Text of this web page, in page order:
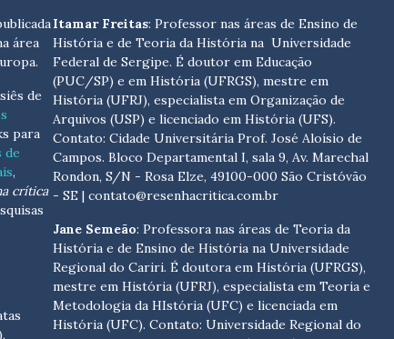
área
de
para
de
,
crítica
Itamar Freitas: Professor nas áreas de Ensino de
História e de Teoria da História na Universidade
Federal de Sergipe. É doutor em Educação
(PUC/SP) e em História (UFRGS), mestre em
História (UFRJ), especialista em Organização de
Arquivos (USP) e licenciado em História (UFS).
Contato:Cidade Universitária Prof. José Aloísio de
Campos. Bloco Departamental I, sala 9, Av. Marechal
Rondon, S/N - Rosa Elze, 49100-000 São Cristóvão
- SE| contato@resenhacritica.com.br
Jane Semeão: Professora nas áreas de Teoria da
História e de Ensino de História na Universidade
Regional do Cariri. É doutora em História (UFRGS),
mestre em História (UFRJ), especialista em Teoria e
Metodologia da HIstória (UFC) e licenciada em
História (UFC). Contato:Universidade Regional do